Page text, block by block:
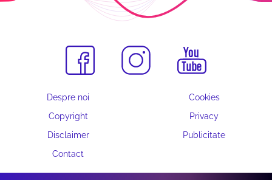
Despre noi
Cookies
Copyright
Privacy
Disclaimer
Publicitate
Contact